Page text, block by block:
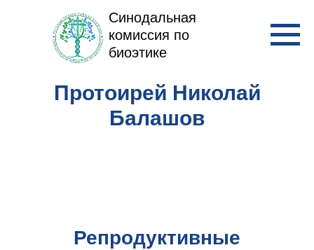
Синодальная
комиссия по
биоэтике
Протоирей Николай
Балашов
Репродуктивные